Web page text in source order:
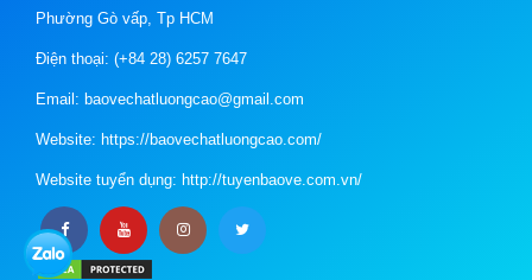
Phường Gò vấp, Tp HCM
Điện thoại: (+84 28) 6257 7647
Email: baovechatluongcao@gmail.com
Website: https://baovechatluongcao.com/
Website tuyển dụng: http://tuyenbaove.com.vn/